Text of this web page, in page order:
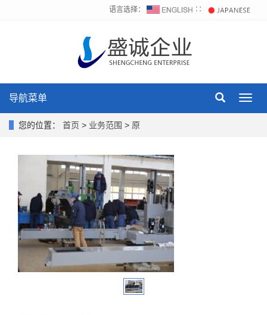
语言选择： ∷
导航菜单
您的位置： 首页 > 业务范围 > 原